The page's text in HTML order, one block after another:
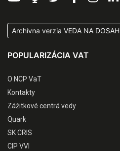
Archívna verzia VEDA NA DOSAH
POPULARIZÁCIA VAT
O NCP VaT
Kontakty
Zážitkové centrá vedy
Quark
SK CRIS
CIP VVI